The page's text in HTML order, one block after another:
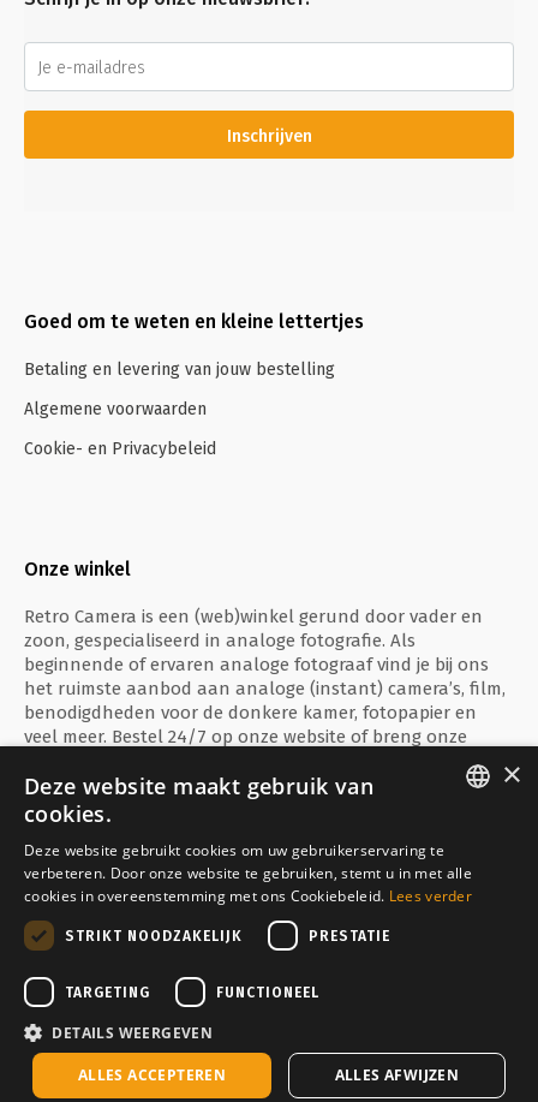
Tijdelijk uitverkocht
Toevoegen aan mijn winkelmandje
Inschrijven
Goed om te weten en kleine lettertjes
Betaling en levering van jouw bestelling
Algemene voorwaarden
Cookie- en Privacybeleid
Onze winkel
Retro Camera is een (web)winkel gerund door vader en
zoon, gespecialiseerd in analoge fotografie. Als
beginnende of ervaren analoge fotograaf vind je bij ons
het ruimste aanbod aan analoge (instant) camera’s, film,
benodigdheden voor de donkere kamer, fotopapier en
veel meer. Bestel 24/7 op onze website of breng onze
Veilig betalen met
Copyright © Media Service 2026 - BE 0438 614 796
FRANÇAIS
×
Deze website maakt gebruik van
cookies.
Deze website gebruikt cookies om uw gebruikerservaring te
verbeteren. Door onze website te gebruiken, stemt u in met alle
cookies in overeenstemming met ons Cookiebeleid. Lees verder
STRIKT NOODZAKELIJK PRESTATIE
TARGETING FUNCTIONEEL
DETAILS WEERGEVEN
ALLES ACCEPTEREN ALLES AFWIJZEN